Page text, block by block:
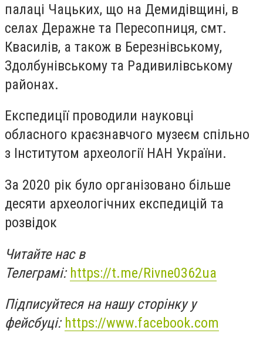
палаці Чацьких, що на Демидівщині, в
селах Деражне та Пересопниця, смт.
Квасилів, а також в Березнівському,
Здолбунівському та Радивилівському
районах.
Експедиції проводили науковці
обласного краєзнавчого музеєм спільно
з Інститутом археології НАН України.
За 2020 рік було організовано більше
десяти археологічних експедицій та
розвідок
Читайте нас в
Телеграмі: https://t.me/Rivne0362ua
Підписуйтеся на нашу сторінку у
фейсбуці: https://www.facebook.com